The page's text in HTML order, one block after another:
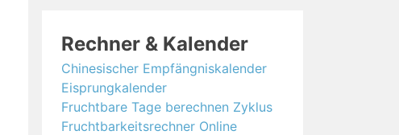
Rechner & Kalender
Chinesischer Empfängniskalender
Eisprungkalender
Fruchtbare Tage berechnen Zyklus
Fruchtbarkeitsrechner Online